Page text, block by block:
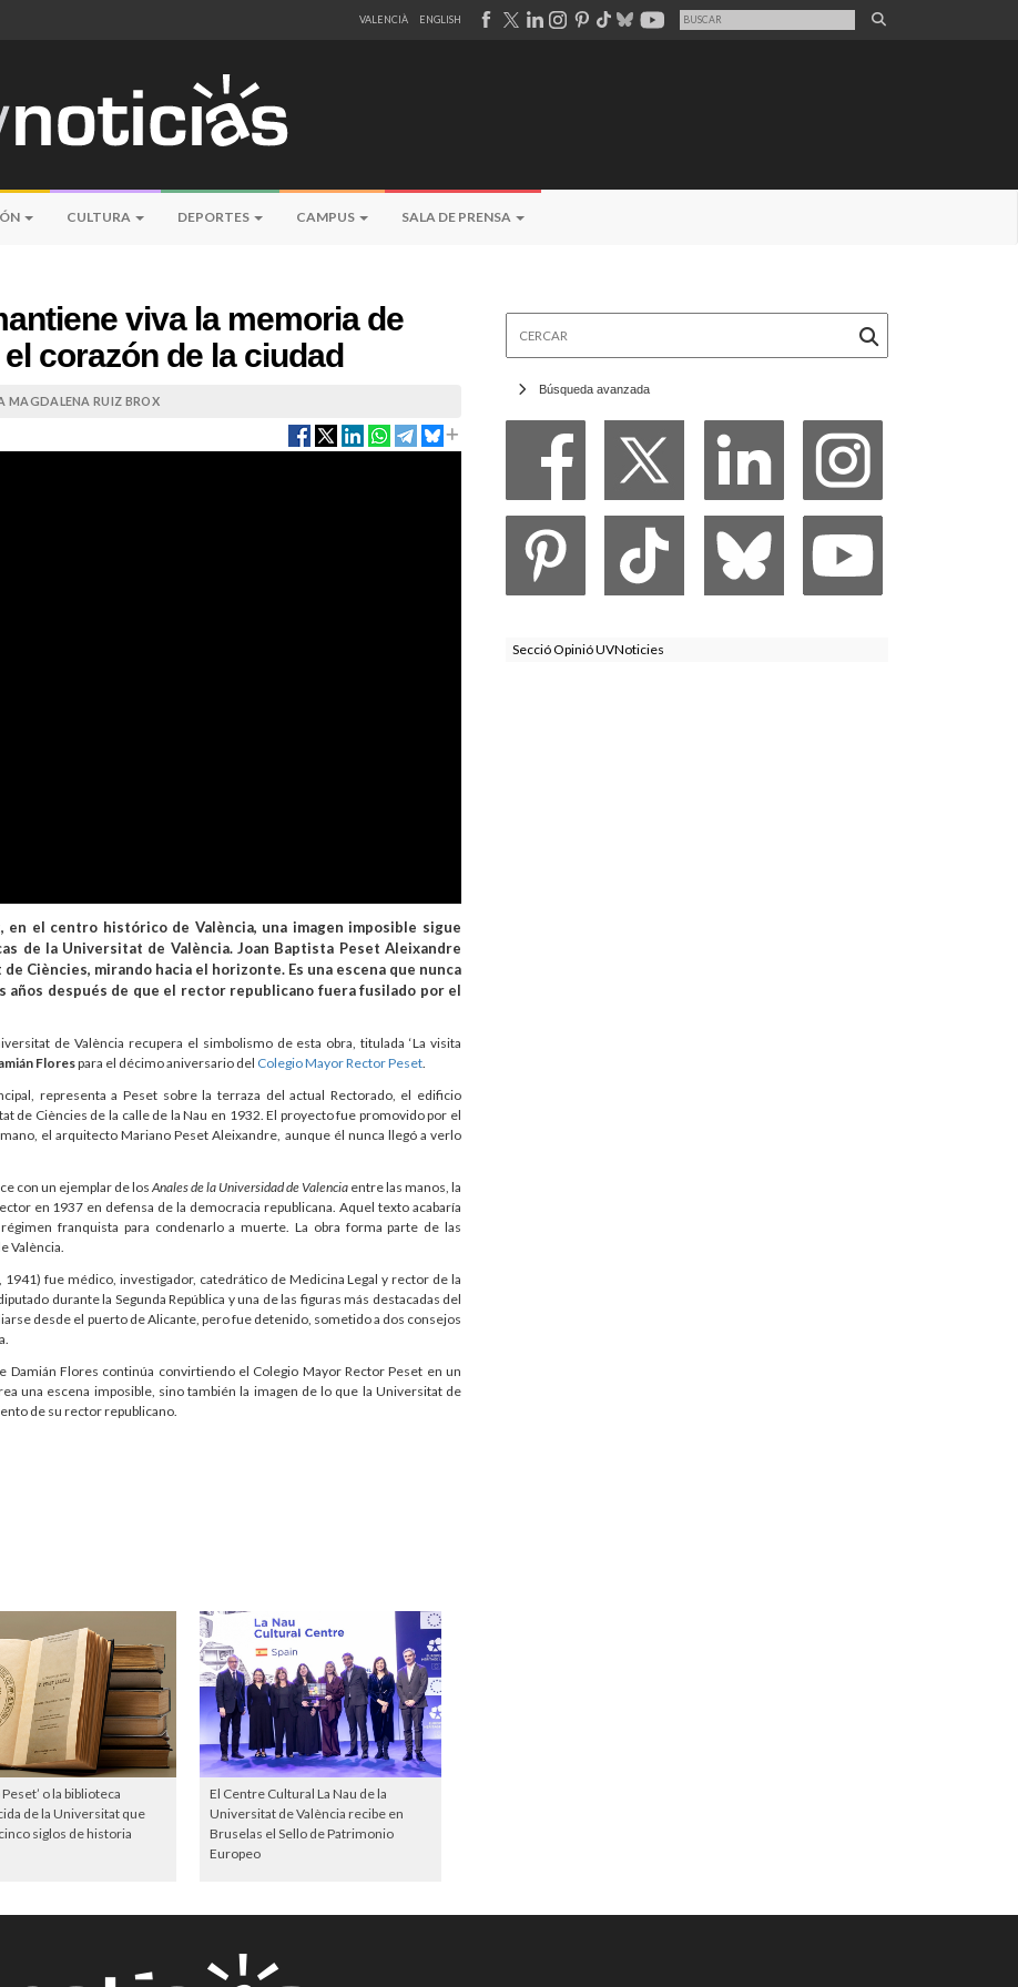
VALENCIÀ ENGLISH
CULTURA DEPORTES CAMPUS SALA DE PRENSA
viva la memoria de
corazón de la ciudad
MAGDALENA RUIZ BROX
el centro histórico de València, una imagen imposible sigue
de la Universitat de València. Joan Baptista Peset Aleixandre
Ciències, mirando hacia el horizonte. Es una escena que nunca
después de que el rector republicano fuera fusilado por el
de València recupera el simbolismo de esta obra, titulada ‘La visita
Florespara el décimo aniversario del Colegio Mayor Rector Peset
representa a Peset sobre la terraza del actual Rectorado, el edificio
de Ciències de la calle de la Nau en 1932. El proyecto fue promovido por el
el arquitecto Mariano Peset Aleixandre, aunque él nunca llegó a verlo
con un ejemplar de los Anales de la Universidad de Valencia entre las manos, la
en 1937 en defensa de la democracia republicana. Aquel texto acabaría
franquista para condenarlo a muerte. La obra forma parte de las
València.
fue médico, investigador, catedrático de Medicina Legal y rector de la
durante la Segunda República y una de las figuras más destacadas del
desde el puerto de Alicante, pero fue detenido, sometido a dos consejos
Flores continúa convirtiendo el Colegio Mayor Rector Peset en un
una escena imposible, sino también la imagen de lo que la Universitat de
de su rector republicano.
o la biblioteca
de la Universitat que
siglos de historia
El Centre Cultural La Nau de la
Universitat de València recibe en
Bruselas el Sello de Patrimonio
Europeo
Búsqueda avanzada
Secció Opinió UVNoticies